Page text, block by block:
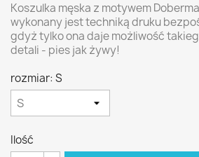
Koszulka męska z motywem
wykonany jest techniką druku
gdyż tylko ona daje możliwość
detali - pies jak żywy!
rozmiar: S
Ilość